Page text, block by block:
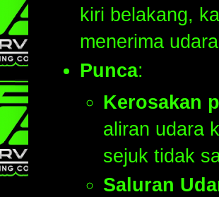
kiri belakang,
menerima
Punca:
Kerosakan
aliran udara
sejuk tidak
Saluran